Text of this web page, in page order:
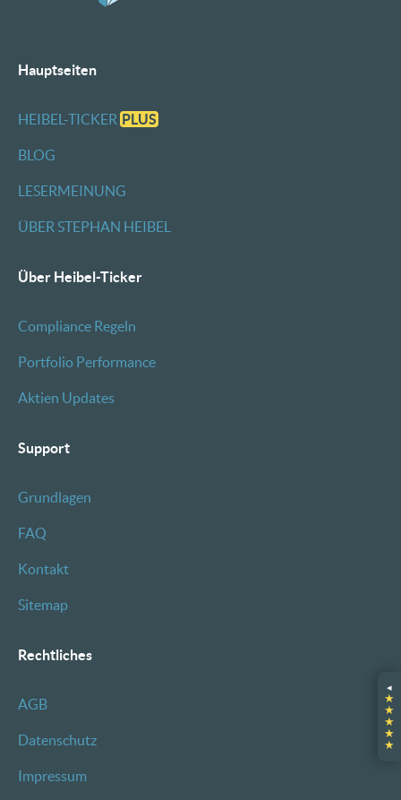
◂
★
★
★
★
★
Hauptseiten
HEIBEL-TICKER PLUS
BLOG
LESERMEINUNG
ÜBER STEPHAN HEIBEL
Über Heibel-Ticker
Compliance Regeln
Portfolio Performance
Aktien Updates
Support
Grundlagen
FAQ
Kontakt
Sitemap
Rechtliches
AGB
Datenschutz
Impressum